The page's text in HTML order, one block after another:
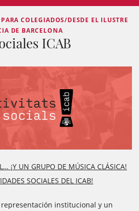
COLEGIADOS/DESDE EL ILUSTRE
DE BARCELONA
ICAB
¡Y UN GRUPO DE MÚSICA CLÁSICA!
SOCIALES DEL ICAB!
institucional y un